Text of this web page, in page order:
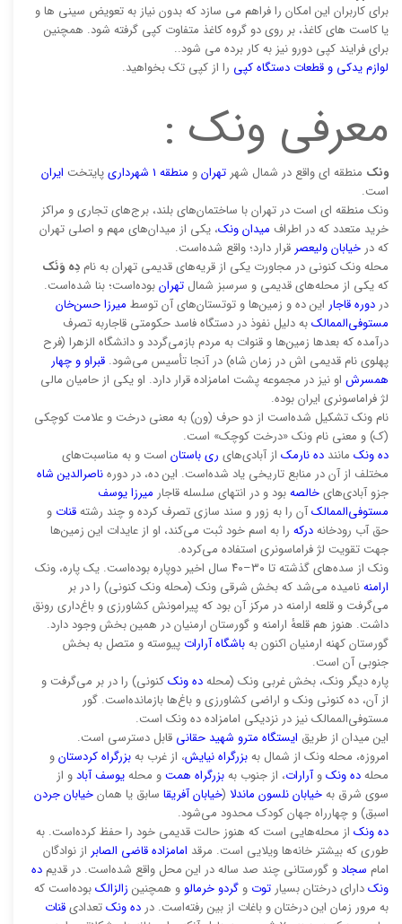
برای کاربران این امکان را فراهم می سازد كه بدون نیاز به تعویض سینی‌ ها و
یا كاست‌ های كاغذ، بر روی دو گروه كاغذ متفاوت كپی گرفته شود. همچنین
برای فرایند كپی دورو نیز به كار برده می ‌شود..
لوازم یدکی و قطعات دستگاه کپی را از کپی تک بخواهید.
معرفی ونک :
ونک منطقه ای واقع در شمال شهرتهرانو منطقه 1 شهرداری پایتخت ایران
است.
ونک منطقه ای است در تهران با ساختمان‌های بلند، برج‌های تجاری و مراکز
خرید متعدد که در اطراف میدان ونک، یکی از میدان‌های مهم و اصلی تهران
که درخیابان ولیعصرقرار دارد؛ واقع شده‌است.
محله ونک کنونی در مجاورت یکی از قریه‌های قدیمی تهران به نام دِه وَنَک
که یکی از محله‌های قدیمی و سرسبز شمال تهرانبوده‌است؛ بنا شده‌است.
دردوره قاجار این ده و زمین‌ها و توتستان‌های آن توسط میرزا حسن‌خان
مستوفی‌الممالکبه دلیل نفوذ در دستگاه فاسد حکومتی قاجاربه تصرف
درآمده که بعدها زمین‌ها و قنوات به مردم بازمی‌گردد و دانشگاه الزهرا (فرح
پهلوی نام قدیمی اش در زمان شاه) در آنجا تأسیس می‌شود. قبراو و چهار
همسرش او نیز در مجموعه پشت امامزاده قرار دارد. او یکی از حامیان مالی
لژ فراماسونری ایران بوده.
نام ونک تشکیل شده‌است از دو حرف (ون) به معنی درخت و علامت کوچکی
(ک) و معنی نام ونک «درخت کوچک» است.
ده ونک مانند ده نارمک از آبادی‌های ری باستان است و به مناسبت‌های
مختلف از آن در منابع تاریخی یاد شده‌است. این ده، در دورهناصرالدین شاه
جزو آبادی‌هایخالصهبود و در انتهای سلسله قاجار میرزا یوسف
مستوفی‌الممالکآن را به زور و سند سازی تصرف کرده و چند رشتهقنات و
حق آب رودخانهدرکه را به اسم خود ثبت می‌کند، او از عایدات این زمین‌ها
جهت تقویت لژ فراماسونری استفاده می‌کرده.
ونک از سده‌های گذشته تا ۳۰–۴۰ سال اخیر دوپاره بوده‌است. یک پاره، ونک
ارامنهنامیده می‌شد که بخش شرقی ونک (محله ونک کنونی) را در بر
می‌گرفت و قلعه ارامنه در مرکز آن بود که پیرامونش کشاورزی و باغ‌داری رونق
داشت. هنوز هم قلعهٔ ارامنه و گورستان ارمنیان در همین بخش وجود دارد.
گورستان کهنه ارمنیان اکنون بهباشگاه آرارات پیوسته و متصل به بخش
جنوبی آن است.
پاره دیگر ونک، بخش غربی ونک (محلهده ونککنونی) را در بر می‌گرفت و
از آن، ده کنونی ونک و اراضی کشاورزی و باغ‌ها بازمانده‌است. گور
مستوفی‌الممالک نیز در نزدیکی امامزاده ده ونک است.
این میدان از طریق ایستگاه مترو شهید حقانی قابل دسترسی است.
امروزه، محله ونک از شمال بهبزرگراه نیایش، از غرب بهبزرگراه کردستانو
محلهده ونکوآرارات، از جنوب بهبزرگراه همتو محلهیوسف آبادو از
سوی شرق بهخیابان نلسون ماندلا (خیابان آفریقا سابق یا همانخیابان جردن
اسبق) و چهارراه جهان کودک محدود می‌شود.
ده ونک از محله‌هایی است که هنوز حالت قدیمی خود را حفظ کرده‌است. به
طوری که بیشتر خانه‌ها ویلایی است. مرقد امامزاده قاضی الصابر از نوادگان
امام سجادو گورستانی چند صد ساله در این محل واقع شده‌است. در قدیم ده
ونکدارای درختان بسیارتوت و گردوخرمالوو همچنین زالزالکبوده‌است که
به مرور زمان این درختان و باغات از بین رفته‌است. درده ونکتعدادیقنات